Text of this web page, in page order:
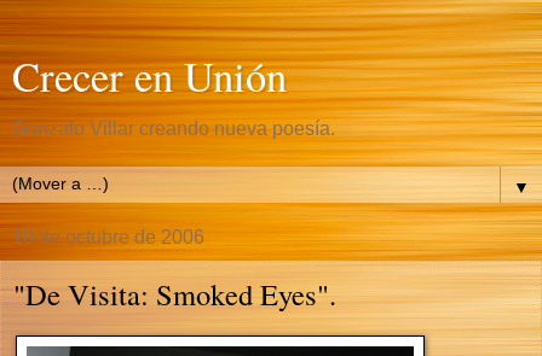
Crecer en Unión
Gonzalo Villar creando nueva poesía.
▼
10 de octubre de 2006
"De Visita: Smoked Eyes".